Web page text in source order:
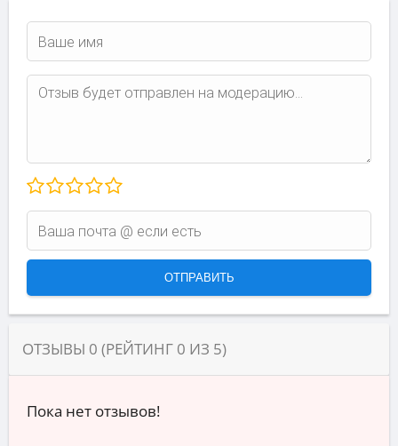
ОТЗЫВЫ 0 (РЕЙТИНГ 0 ИЗ 5)
Пока нет отзывов!